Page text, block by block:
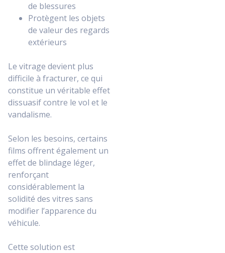
de blessures
Protègent les objets
de valeur des regards
extérieurs
Le vitrage devient plus
difficile à fracturer, ce qui
constitue un véritable effet
dissuasif contre le vol et le
vandalisme.
Selon les besoins, certains
films offrent également un
effet de blindage léger,
renforçant
considérablement la
solidité des vitres sans
modifier l’apparence du
véhicule.
Cette solution est